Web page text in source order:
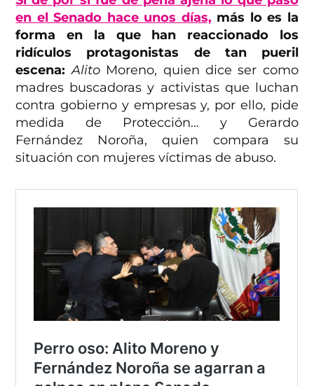
en el Senado hace unos días, más lo es la
forma en la que han reaccionado los
ridículos protagonistas de tan pueril
escena: AlitoMoreno, quien dice ser como
madres buscadoras y activistas que luchan
contra gobierno y empresas y, por ello, pide
medida de Protección… y Gerardo
Fernández Noroña, quien compara su
situación con mujeres víctimas de abuso.